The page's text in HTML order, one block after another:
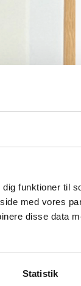
funktioner til
med vores
disse data
Statistik